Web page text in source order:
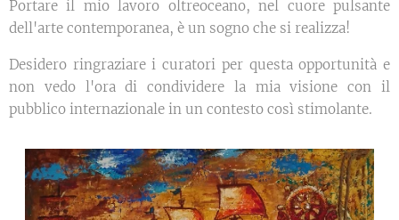
Portare il mio lavoro oltreoceano, nel cuore pulsante
dell'arte contemporanea, è un sogno che si realizza!
Desidero ringraziare i curatori per questa opportunità e
non vedo l'ora di condividere la mia visione con il
pubblico internazionale in un contesto così stimolante.